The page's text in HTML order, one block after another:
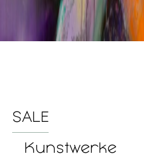
SALE
Kunstwerke